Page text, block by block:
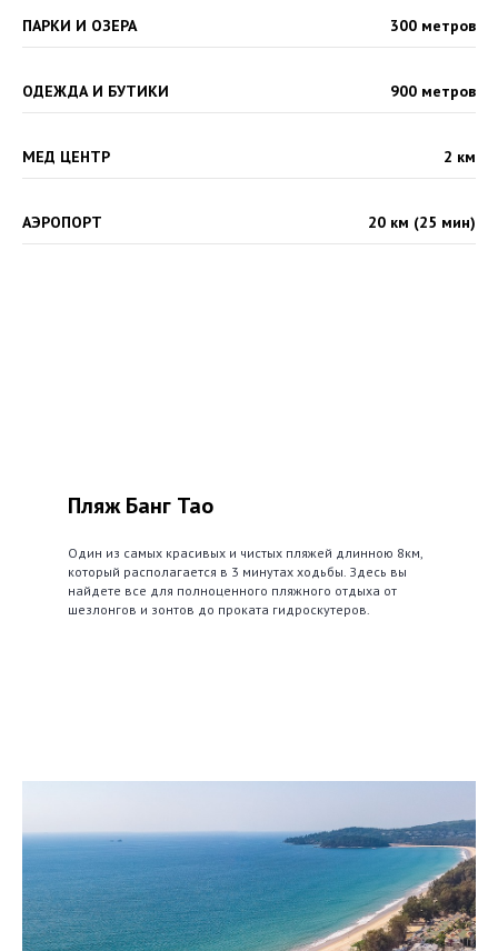
ПАРКИ И ОЗЕРА 300 метров
ОДЕЖДА И БУТИКИ 900 метров
МЕД ЦЕНТР 2 км
АЭРОПОРТ 20 км (25 мин)
Пляж Банг Тао
Один из самых красивых и чистых пляжей длинною 8км,
который располагается в 3 минутах ходьбы. Здесь вы
найдете все для полноценного пляжного отдыха от
шезлонгов и зонтов до проката гидроскутеров.